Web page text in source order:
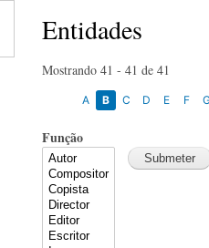
Entidades
Mostrando 41 - 41 de 41
A B C D E F
Função